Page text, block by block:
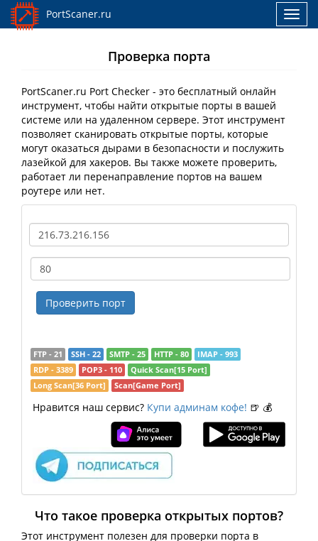
PortScaner.ru
Проверка порта
PortScaner.ru Port Checker - это бесплатный онлайн
инструмент, чтобы найти открытые порты в вашей
системе или на удаленном сервере. Этот инструмент
позволяет сканировать открытые порты, которые
могут оказаться дырами в безопасности и послужить
лазейкой для хакеров. Вы также можете проверить,
работает ли перенаправление портов на вашем
роутере или нет.
IP
Address
Port
Проверить
порт
FTP - 21 SSH - 22 SMTP - 25 HTTP - 80
IMAP - 993
RDP - 3389
POP3 - 110
Quick Scan[15 Port]
Long Scan[36 Port]
Scan[Game Port]
Нравится наш сервис? Купи админам кофе! 🍺 💰
Что такое проверка открытых портов?
Этот инструмент полезен для проверки порта в